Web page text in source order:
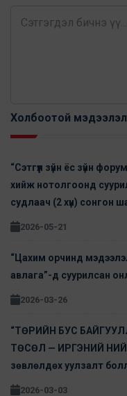
Холбоотой мэдээлэл
“Сэтгүүл зүйн ёс зүйн
хийж нотолгоонд
судлаач (2 хүн) сонгон
2026-05-21
“Цахим орчинд
авлага”-д суурилсан
2026-03-26
“ТӨРИЙН БУС
ТӨСӨЛ — ИРГЭНИЙ
зөвлөлдөх уулзалт
2026-03-03